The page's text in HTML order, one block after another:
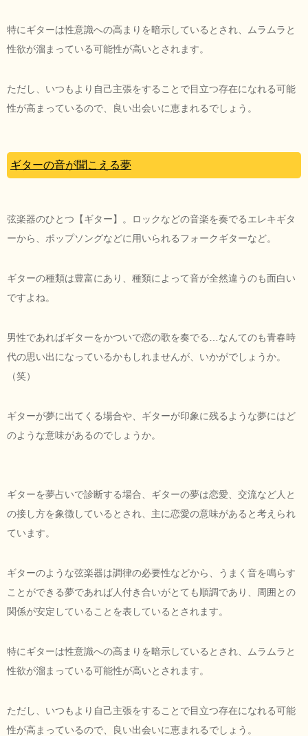
特にギターは性意識への高まりを暗示しているとされ、ムラムラと
性欲が溜まっている可能性が高いとされます。
ただし、いつもより自己主張をすることで目立つ存在になれる可能
性が高まっているので、良い出会いに恵まれるでしょう。
ギターの音が聞こえる夢
弦楽器のひとつ【ギター】。ロックなどの音楽を奏でるエレキギタ
ーから、ポップソングなどに用いられるフォークギターなど。
ギターの種類は豊富にあり、種類によって音が全然違うのも面白い
ですよね。
男性であればギターをかついで恋の歌を奏でる…なんてのも青春時
代の思い出になっているかもしれませんが、いかがでしょうか。
（笑）
ギターが夢に出てくる場合や、ギターが印象に残るような夢にはど
のような意味があるのでしょうか。
ギターを夢占いで診断する場合、ギターの夢は恋愛、交流など人と
の接し方を象徴しているとされ、主に恋愛の意味があると考えられ
ています。
ギターのような弦楽器は調律の必要性などから、うまく音を鳴らす
ことができる夢であれば人付き合いがとても順調であり、周囲との
関係が安定していることを表しているとされます。
特にギターは性意識への高まりを暗示しているとされ、ムラムラと
性欲が溜まっている可能性が高いとされます。
ただし、いつもより自己主張をすることで目立つ存在になれる可能
性が高まっているので、良い出会いに恵まれるでしょう。